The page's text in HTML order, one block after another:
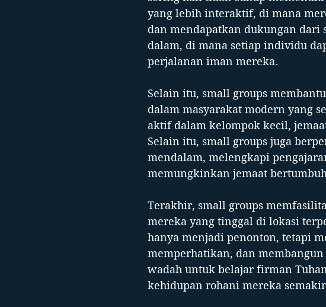
yang lebih interaktif, di mana
dan mendapatkan dukungan dari
dalam, di mana setiap individu
perjalanan iman mereka.​
Selain itu, small groups
dalam masyarakat modern yang
aktif dalam kelompok kecil,
Selain itu, small groups juga
mendalam, melengkapi
memungkinkan jemaat
Terakhir, small groups
mereka yang tinggal di lokasi
hanya menjadi penonton, tetapi
memperhatikan, dan
wadah untuk belajar firman
kehidupan rohani mereka